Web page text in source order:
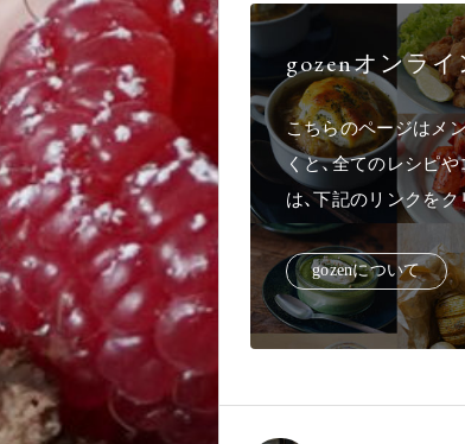
gozenオンラ
こちらのページはメ
くと、全てのレシピ
は、下記のリンクを
gozenについて